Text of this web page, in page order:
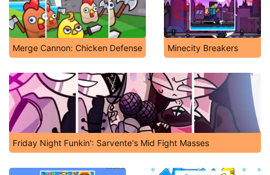
Merge Cannon: Chicken Defense Minecity Breakers
Friday Night Funkin': Sarvente's Mid Fight Masses